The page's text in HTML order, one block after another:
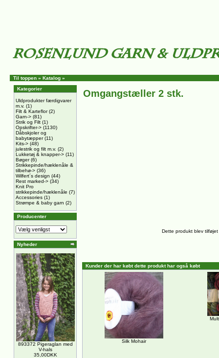
Til toppen » Katalog »
Kategorier
Uldprodukter færdigvarer
m.v. (1)
Filt & Karteflor(2)
Garn-> (81)
Strik og Filt (1)
Opskrifter-> (1130)
Dåbskjoler og
babytæpper(11)
Kits-> (48)
julestrik og filt m.v. (2)
Lukketøj & knapper-> (11)
Bøger(6)
Strikkepinde/hæklenåle &
tilbehø-> (36)
Wilfert´s design (44)
Rest marked-> (34)
Knit Pro
strikkepinde/hæklenåle (7)
Accessories (1)
Strømpe & baby garn (2)
Producenter
Nyheder
893372 Pigeraglan med
V-hals
35,00DKK
Omgangstæller 2 stk.
Dette produkt blev
Kunder der har købt dette produkt har også købt
Silk Mohair